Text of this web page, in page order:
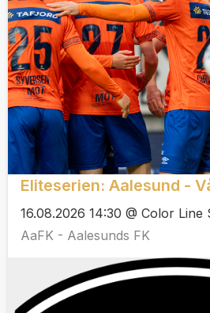
Eliteserien: Aalesund -
16.08.2026 14:30 @ Color Line
AaFK - Aalesunds FK